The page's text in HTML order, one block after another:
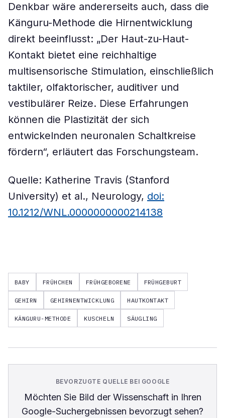
Denkbar wäre andererseits auch, dass die
Känguru-Methode die Hirnentwicklung
direkt beeinflusst: „Der Haut-zu-Haut-
Kontakt bietet eine reichhaltige
multisensorische Stimulation, einschließlich
taktiler, olfaktorischer, auditiver und
vestibulärer Reize. Diese Erfahrungen
können die Plastizität der sich
entwickelnden neuronalen Schaltkreise
fördern“, erläutert das Forschungsteam.
Quelle: Katherine Travis (Stanford
University) et al., Neurology, doi:
10.1212/WNL.0000000000214138
BABY FRÜHCHEN FRÜHGEBORENE FRÜHGEBURT
GEHIRN GEHIRNENTWICKLUNG HAUTKONTAKT
KÄNGURU-METHODE KUSCHELN SÄUGLING
BEVORZUGTE QUELLE BEI GOOGLE
Möchten Sie Bild der Wissenschaftin Ihren
Google-Suchergebnissen bevorzugt sehen?